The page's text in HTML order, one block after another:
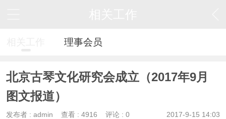
理事会员
北京古琴文化研究会成立（2017年9月
图文报道）
2017-9-15 14:03
发布者 : admin 查看 : 4916
评论 : 0